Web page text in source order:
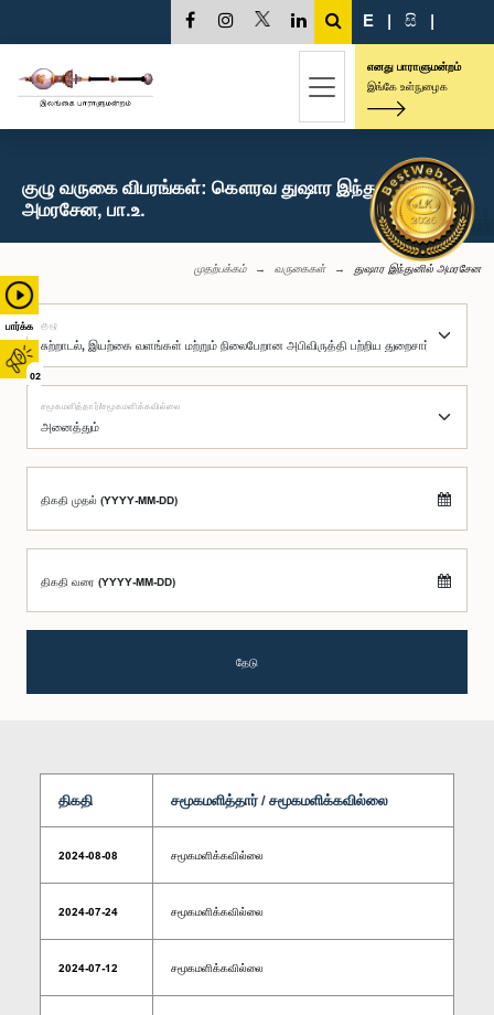
பார்க்க
02
E | සි |
எனது பாராளுமன்றம்
இங்கே உள்நுழைக
குழு வருகை விபரங்கள்: கௌரவ துஷார இந்துனில்
அமரசேன, பா.உ.
முதற்பக்கம் வருகைகள் துஷார இந்துனில் அமரசேன
குழு
சமூகமளித்தார்/சமூகமளிக்கவில்லை
திகதி முதல் (YYYY-MM-DD)
திகதி வரை (YYYY-MM-DD)
தேடு
திகதி சமூகமளித்தார் / சமூகமளிக்கவில்லை
2024-08-08 சமூகமளிக்கவில்லை
2024-07-24 சமூகமளிக்கவில்லை
2024-07-12 சமூகமளிக்கவில்லை